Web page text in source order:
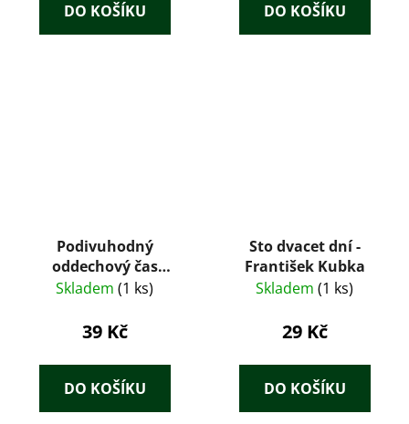
DO KOŠÍKU DO KOŠÍKU
Podivuhodný
oddechový čas
Richarda Bartoně –
Skladem (1 ks)
39 Kč
DO KOŠÍKU
Sto dvacet dní -
František Kubka
Skladem (1 ks)
29 Kč
DO KOŠÍKU